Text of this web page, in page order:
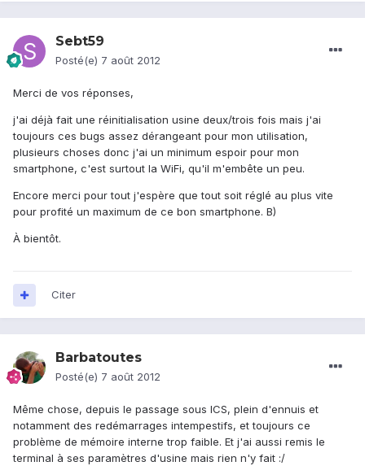
Sebt59
Posté(e) 7 août 2012
Merci de vos réponses,
j'ai déjà fait une réinitialisation usine deux/trois fois mais j'ai
toujours ces bugs assez dérangeant pour mon utilisation,
plusieurs choses donc j'ai un minimum espoir pour mon
smartphone, c'est surtout la WiFi, qu'il m'embête un peu.
Encore merci pour tout j'espère que tout soit réglé au plus vite
pour profité un maximum de ce bon smartphone. B)
À bientôt.
Citer
Barbatoutes
Posté(e) 7 août 2012
Même chose, depuis le passage sous ICS, plein d'ennuis et
notamment des redémarrages intempestifs, et toujours ce
problème de mémoire interne trop faible. Et j'ai aussi remis le
terminal à ses paramètres d'usine mais rien n'y fait :/